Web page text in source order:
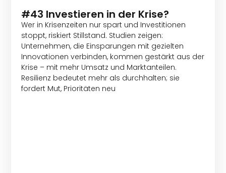
#43 Investieren in der Krise?
Wer in Krisenzeiten nur spart und Investitionen
stoppt, riskiert Stillstand. Studien zeigen:
Unternehmen, die Einsparungen mit gezielten
Innovationen verbinden, kommen gestärkt aus der
Krise – mit mehr Umsatz und Marktanteilen.
Resilienz bedeutet mehr als durchhalten; sie
fordert Mut, Prioritäten neu